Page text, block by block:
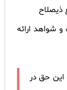
ذیصلاح
شواهد ارائه
این حق در